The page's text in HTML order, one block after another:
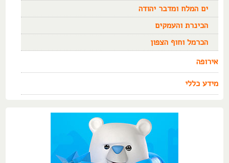
ים המלח ומדבר יהודה
הכינרת והעמקים
הכרמל וחוף הצפון
אירופה
מידע כללי